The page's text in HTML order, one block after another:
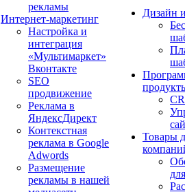
рекламы
Интернет-маркетинг
Настройка и
интеграция
«Мультимаркет»
Вконтакте
SEO
продвижение
Реклама в
ЯндексДирект
Контекстная
реклама в Google
Adwords
Размещение
рекламы в нашей
Дизайн
Товары